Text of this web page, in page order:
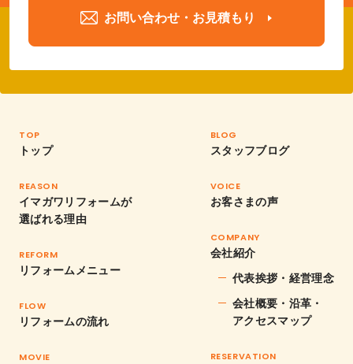
お問い合わせ・お見積もり
TOP
トップ
REASON
イマガワリフォームが
選ばれる理由
REFORM
リフォームメニュー
FLOW
リフォームの流れ
MOVIE
BLOG
スタッフブログ
VOICE
お客さまの声
COMPANY
会社紹介
代表挨拶・経営理念
会社概要・沿革・
アクセスマップ
RESERVATION